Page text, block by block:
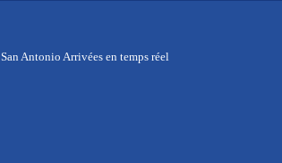
Antonio Arrivées en temps réel